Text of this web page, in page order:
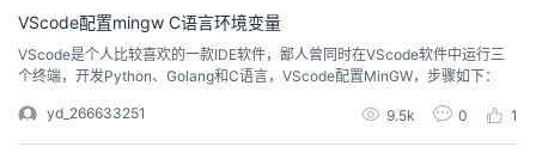
者
我
VScode配置mingw C语言环境变量
VScode是个人比较喜欢的一款IDE软件，鄙人曾同时在VScode软件中运行三
个终端，开发Python、Golang和C语言，VScode配置MinGW，步骤如下：
yd_266633251 9.5k 0 1